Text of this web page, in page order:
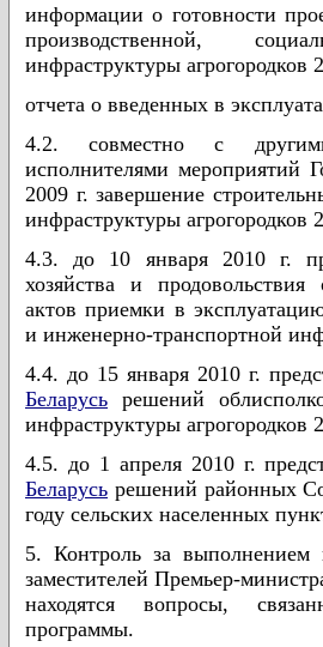
информации о готовности
производственной,
инфраструктуры агрогородков
отчета о введенных в
4.2. совместно с
исполнителями мероприятий
2009 г. завершение
инфраструктуры агрогородков
4.3. до 10 января 2010 г.
хозяйства и
актов приемки в
и инженерно-транспортной
4.4. до 15 января 2010 г.
Беларусь решений
инфраструктуры агрогородков
4.5. до 1 апреля 2010 г.
Беларусь решений районных
году сельских населенных
5. Контроль за выполнением
заместителей Премьер-
находятся вопросы,
программы.